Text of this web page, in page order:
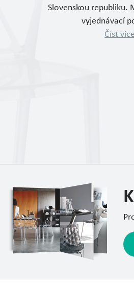
Slovenskou republiku.
vyjednávací
Číst více